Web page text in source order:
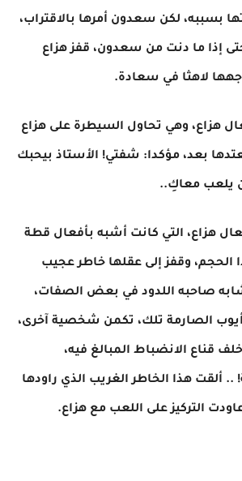
بسببه، لكن سعدون أمرها بالاقتراب،
إذا ما دنت من سعدون، قفز هزاع
لاهثا في سعادة.
هزاع، وهي تحاول السيطرة على هزاع
بعد، مؤكدا: شفتي! الأستاذ بيحبك
يلعب معاكِ..
هزاع، التي كانت أشبه بأفعال قطة
الحجم، وقفز إلى عقلها خاطر عجيب
صاحبه اللدود في بعض الصفات،
الصارمة تلك، تكمن شخصية آخرى،
قناع الانضباط المبالغ فيه،
.. ألقت هذا الخاطر الغريب الذي راودها
التركيز على اللعب مع هزاع.